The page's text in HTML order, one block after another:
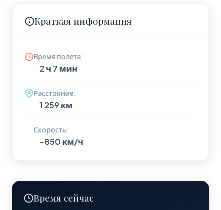
Краткая информация
Время полёта:
2 ч 7 мин
Расстояние:
1 259 км
Скорость:
~850 км/ч
Время сейчас